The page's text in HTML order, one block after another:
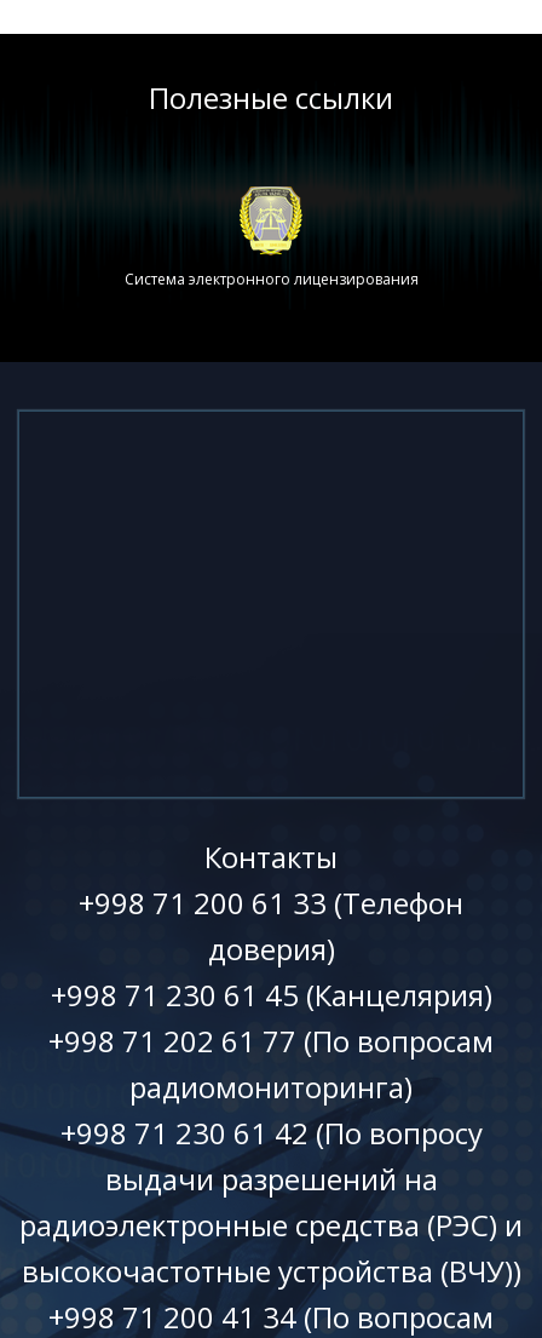
Полезные ссылки
Система электронного лицензирования
Контакты
+998 71 200 61 33 (Телефон
доверия)
+998 71 230 61 45 (Канцелярия)
+998 71 202 61 77 (По вопросам
радиомониторинга)
+998 71 230 61 42 (По вопросу
выдачи разрешений на
радиоэлектронные средства (РЭС) и
высокочастотные устройства (ВЧУ))
+998 71 200 41 34 (По вопросам